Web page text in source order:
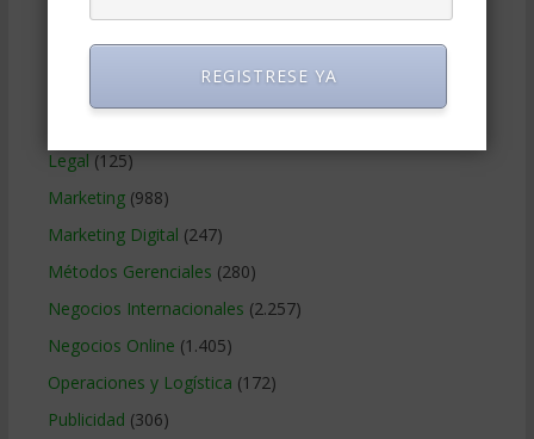
Estrategia Empresarial
Finanzas Corporativas(748)
Gerencia social y ambiental(223)
Legal (125)
Marketing(988)
Marketing Digital (247)
Métodos Gerenciales (280)
Negocios Internacionales (2.257)
Negocios Online (1.405)
Operaciones y Logística (172)
Publicidad (306)
REGISTRESE YA